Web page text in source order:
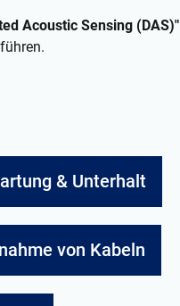
Acoustic Sensing (DAS)"
& Unterhalt
von Kabeln